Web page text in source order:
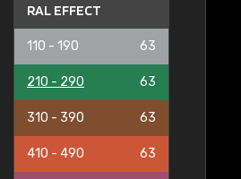
RAL EFFECT
110 - 190 63
210 - 290 63
310 - 390 63
410 - 490 63